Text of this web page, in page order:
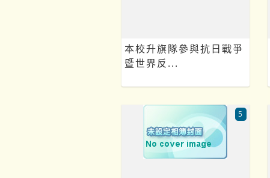
本校升旗隊參與抗日戰爭
暨世界反...
5